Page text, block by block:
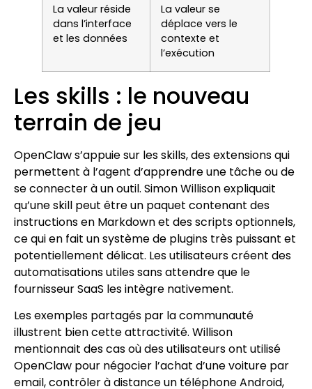
La valeur réside
dans l’interface
et les données
La valeur se
déplace vers le
contexte et
l’exécution
Les skills : le nouveau
terrain de jeu
OpenClaw s’appuie sur les skills, des extensions qui
permettent à l’agent d’apprendre une tâche ou de
se connecter à un outil. Simon Willison expliquait
qu’une skill peut être un paquet contenant des
instructions en Markdown et des scripts optionnels,
ce qui en fait un système de plugins très puissant et
potentiellement délicat. Les utilisateurs créent des
automatisations utiles sans attendre que le
fournisseur SaaS les intègre nativement.
Les exemples partagés par la communauté
illustrent bien cette attractivité. Willison
mentionnait des cas où des utilisateurs ont utilisé
OpenClaw pour négocier l’achat d’une voiture par
email, contrôler à distance un téléphone Android,